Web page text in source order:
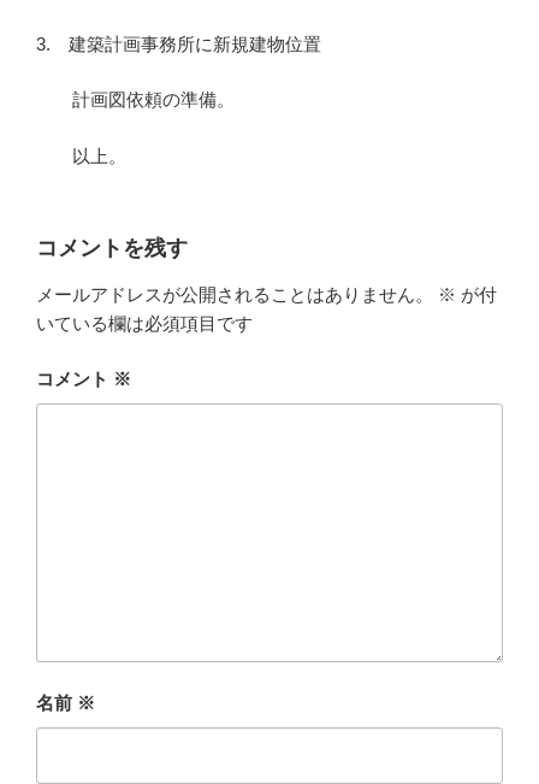
3. 建築計画事務所に新規建物位置
計画図依頼の準備。
以上。
コメントを残す
メールアドレスが公開されることはありません。 ※ が付
いている欄は必須項目です
コメント ※
名前 ※